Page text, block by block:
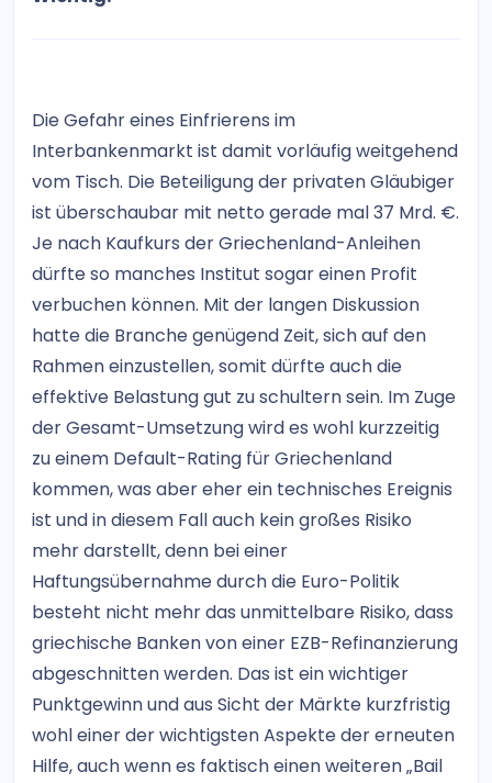
Die Gefahr eines Einfrierens im
Interbankenmarkt ist damit vorläufig weitgehend
vom Tisch. Die Beteiligung der privaten Gläubiger
ist überschaubar mit netto gerade mal 37 Mrd. €.
Je nach Kaufkurs der Griechenland-Anleihen
dürfte so manches Institut sogar einen Profit
verbuchen können. Mit der langen Diskussion
hatte die Branche genügend Zeit, sich auf den
Rahmen einzustellen, somit dürfte auch die
effektive Belastung gut zu schultern sein. Im Zuge
der Gesamt-Umsetzung wird es wohl kurzzeitig
zu einem Default-Rating für Griechenland
kommen, was aber eher ein technisches Ereignis
ist und in diesem Fall auch kein großes Risiko
mehr darstellt, denn bei einer
Haftungsübernahme durch die Euro-Politik
besteht nicht mehr das unmittelbare Risiko, dass
griechische Banken von einer EZB-Refinanzierung
abgeschnitten werden. Das ist ein wichtiger
Punktgewinn und aus Sicht der Märkte kurzfristig
wohl einer der wichtigsten Aspekte der erneuten
Hilfe, auch wenn es faktisch einen weiteren „Bail